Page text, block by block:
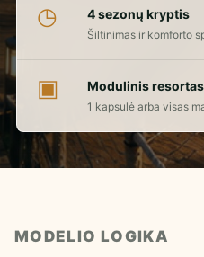
◷ 4 sezonų kryptis
Šiltinimas ir komforto
▣ Modulinis resortas
1 kapsulė arba visas
MODELIO LOGIKA